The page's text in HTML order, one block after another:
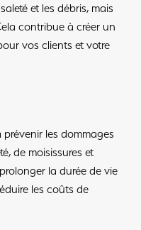
et les débris, mais
contribue à créer un
vos clients et votre
les dommages
de moisissures et
la durée de vie
les coûts de